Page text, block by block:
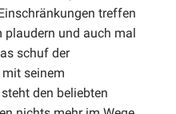
treffen
plaudern und auch mal
schuf der
mit seinem
den beliebten